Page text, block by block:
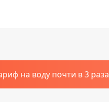
на воду почти в 3 раза